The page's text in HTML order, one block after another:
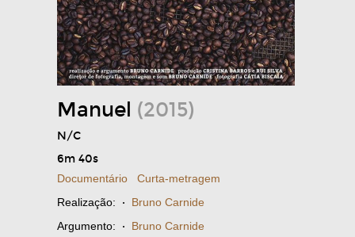
Manuel (2015)
N/C
6m 40s
Documentário
Curta-metragem
Realização: · Bruno Carnide
Argumento: · Bruno Carnide